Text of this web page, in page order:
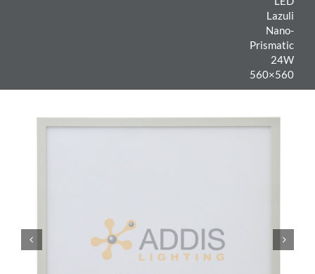
Lazuli
Nano-
Prismatic
24W
560×560